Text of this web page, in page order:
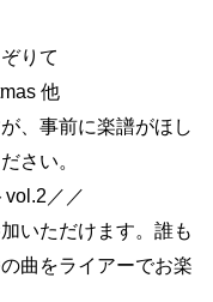
りて
他
事前に楽譜がほし
さい。
vol.2 ／／
いただけます。誰も
曲をライアーでお楽